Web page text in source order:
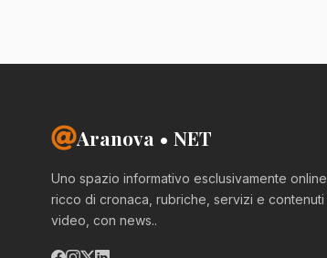
Aranova • NET
Uno spazio informativo esclusivamente online,
ricco di cronaca, rubriche, servizi e contenuti
video, con news..